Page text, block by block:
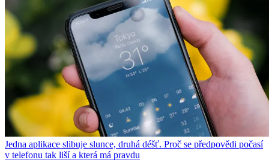
Jedna aplikace slibuje slunce, druhá déšť. Proč se předpovědi počasí
v telefonu tak liší a která má pravdu